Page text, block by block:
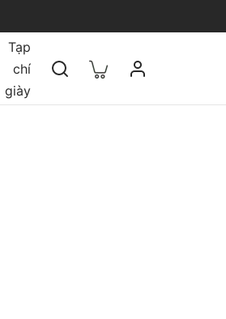
Tạp
chí
giày